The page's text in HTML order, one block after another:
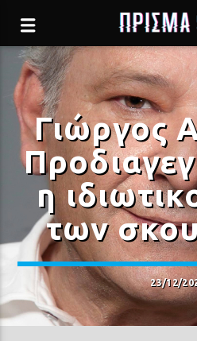
Current track
ΝΑ ΕΙΣΑΙ ΠΑΝΤΑ Η
Γιώργος
η
των
23/12/